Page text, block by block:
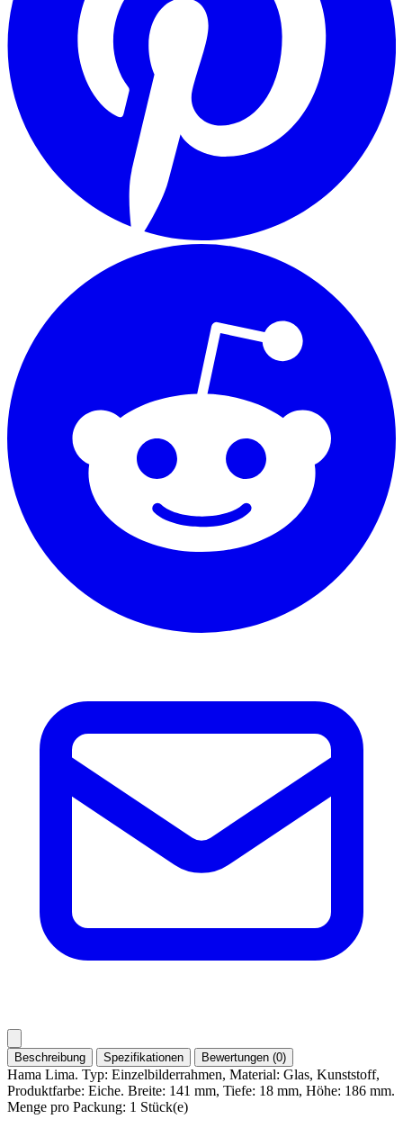
Beschreibung Spezifikationen Bewertungen (0)
Hama Lima. Typ: Einzelbilderrahmen, Material: Glas, Kunststoff,
Produktfarbe: Eiche. Breite: 141 mm, Tiefe: 18 mm, Höhe: 186 mm.
Menge pro Packung: 1 Stück(e)